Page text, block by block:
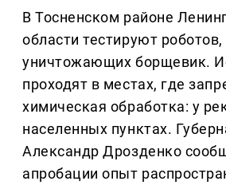
В Тосненском районе
области тестируют роботов,
уничтожающих борщевик.
проходят в местах, где
химическая обработка: у
населенных пунктах.
Александр Дрозденко
апробации опыт